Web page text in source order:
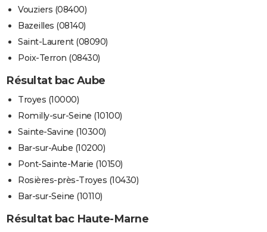
Vouziers (08400)
Bazeilles (08140)
Saint-Laurent (08090)
Poix-Terron (08430)
Résultat bac Aube
Troyes (10000)
Romilly-sur-Seine (10100)
Sainte-Savine (10300)
Bar-sur-Aube (10200)
Pont-Sainte-Marie (10150)
Rosières-près-Troyes (10430)
Bar-sur-Seine (10110)
Résultat bac Haute-Marne